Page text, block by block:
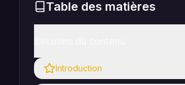
Table des matières
Introduction